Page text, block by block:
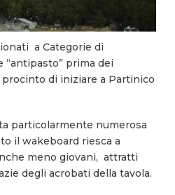
a Categorie di
prima dei
di iniziare a Partinico
particolarmente numerosa
il wakeboard riesca a
meno giovani, attratti
degli acrobati della tavola.